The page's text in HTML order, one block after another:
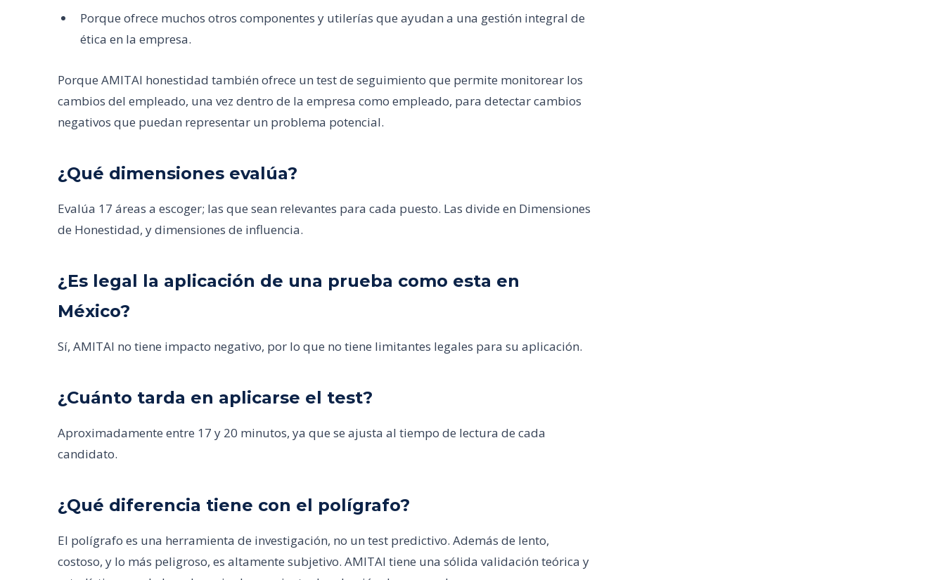
Porque ofrece muchos otros componentes y utilerías que ayudan a una gestión integral de
ética en la empresa.
Porque AMITAI honestidad también ofrece un test de seguimiento que permite monitorear los
cambios del empleado, una vez dentro de la empresa como empleado, para detectar cambios
negativos que puedan representar un problema potencial.
¿Qué dimensiones evalúa?
Evalúa 17 áreas a escoger; las que sean relevantes para cada puesto. Las divide en Dimensiones
de Honestidad, y dimensiones de influencia.
¿Es legal la aplicación de una prueba como esta en
México?
Sí, AMITAI no tiene impacto negativo, por lo que no tiene limitantes legales para su aplicación.
¿Cuánto tarda en aplicarse el test?
Aproximadamente entre 17 y 20 minutos, ya que se ajusta al tiempo de lectura de cada
candidato.
¿Qué diferencia tiene con el polígrafo?
El polígrafo es una herramienta de investigación, no un test predictivo. Además de lento,
costoso, y lo más peligroso, es altamente subjetivo. AMITAI tiene una sólida validación teórica y